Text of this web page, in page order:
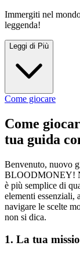
Immergiti nel
leggenda!
Leggi di Più
Come giocare
Come
tua guida
Benvenuto, nuovo
BLOODMONEY!
è più semplice di
elementi essenziali,
navigare le scelte
non si dica.
1. La tua